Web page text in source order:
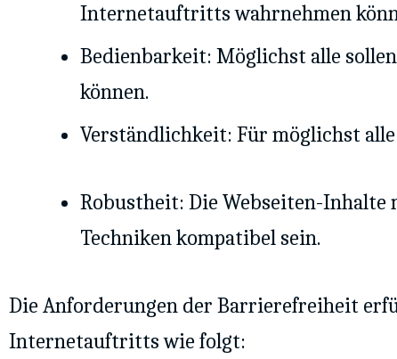
Internetauftritts wahrnehmen
Bedienbarkeit: Möglichst alle
können.
Verständlichkeit: Für möglichst
Robustheit: Die Webseiten-Inhalte
Techniken kompatibel sein.
Die Anforderungen der Barrierefreiheit
Internetauftritts wie folgt: